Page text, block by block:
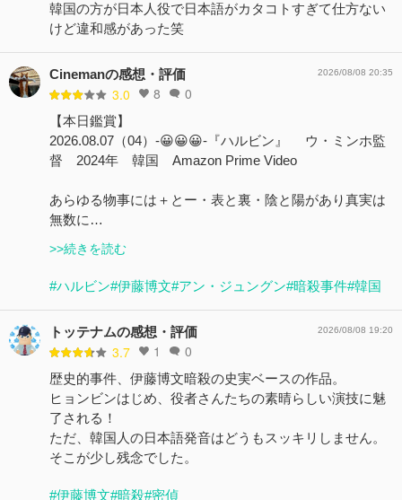
韓国の方が日本人役で日本語がカタコトすぎて仕方ない
けど違和感があった笑
Cinemanの感想・評価
3.0 8 0
2026/08/08 20:35
【本日鑑賞】
2026.08.07（04）-😀😀😀-『ハルビン』 ウ・ミンホ監
督 2024年 韓国 Amazon Prime Video
あらゆる物事には＋とー・表と裏・陰と陽があり真実は
無数に…
>>続きを読む
#ハルビン#伊藤博文#アン・ジュングン#暗殺事件#韓国
トッテナムの感想・評価
3.7 1 0
2026/08/08 19:20
歴史的事件、伊藤博文暗殺の史実ベースの作品。
ヒョンビンはじめ、役者さんたちの素晴らしい演技に魅
了される！
ただ、韓国人の日本語発音はどうもスッキリしません。
そこが少し残念でした。
#伊藤博文#暗殺#密偵